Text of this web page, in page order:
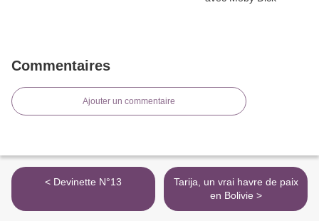
Commentaires
Ajouter un commentaire
< Devinette N°13
Tarija, un vrai havre de paix
en Bolivie >